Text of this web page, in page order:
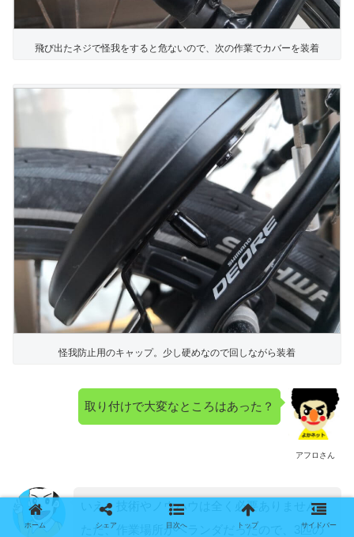
飛び出たネジで怪我をすると危ないので、次の作業でカバーを装着
怪我防止用のキャップ。少し硬めなので回しながら装着
アフロさん
取り付けで大変なところはあった？
いえ、技術やノウハウは全く必要ありません。
ただ、作業場所がベランダだったので、3匹の
ホーム シェア 目次へ トップ サイドバー